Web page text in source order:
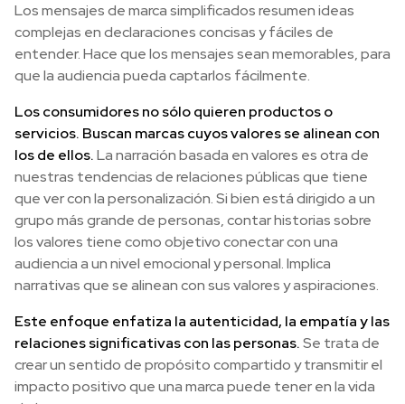
Los mensajes de marca simplificados resumen ideas
complejas en declaraciones concisas y fáciles de
entender. Hace que los mensajes sean memorables, para
que la audiencia pueda captarlos fácilmente.
Los consumidores no sólo quieren productos o
servicios. Buscan marcas cuyos valores se alinean con
los de ellos.La narración basada en valores es otra de
nuestras tendencias de relaciones públicas que tiene
que ver con la personalización. Si bien está dirigido a un
grupo más grande de personas, contar historias sobre
los valores tiene como objetivo conectar con una
audiencia a un nivel emocional y personal. Implica
narrativas que se alinean con sus valores y aspiraciones.
Este enfoque enfatiza la autenticidad, la empatía y las
relaciones significativas con las personas.Se trata de
crear un sentido de propósito compartido y transmitir el
impacto positivo que una marca puede tener en la vida